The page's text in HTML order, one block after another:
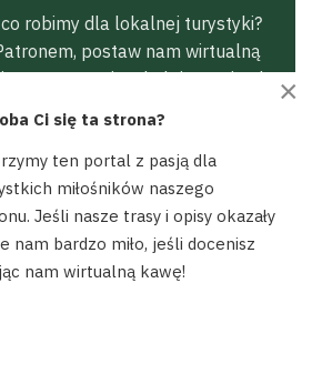
co robimy dla lokalnej turystyki?
postaw nam wirtualną
przez Suppi na kolejne wyjazdy
na Patronite
Postaw Kawę
cookies, aby ułatwić Ci korzystanie z
treści do Twoich potrzeb oraz w
określić warunki przechowywania
×
Ci się ta strona?
ten portal z pasją dla
miłośników naszego
Jeśli nasze trasy i opisy okazały
nam bardzo miło, jeśli docenisz
nam wirtualną kawę!